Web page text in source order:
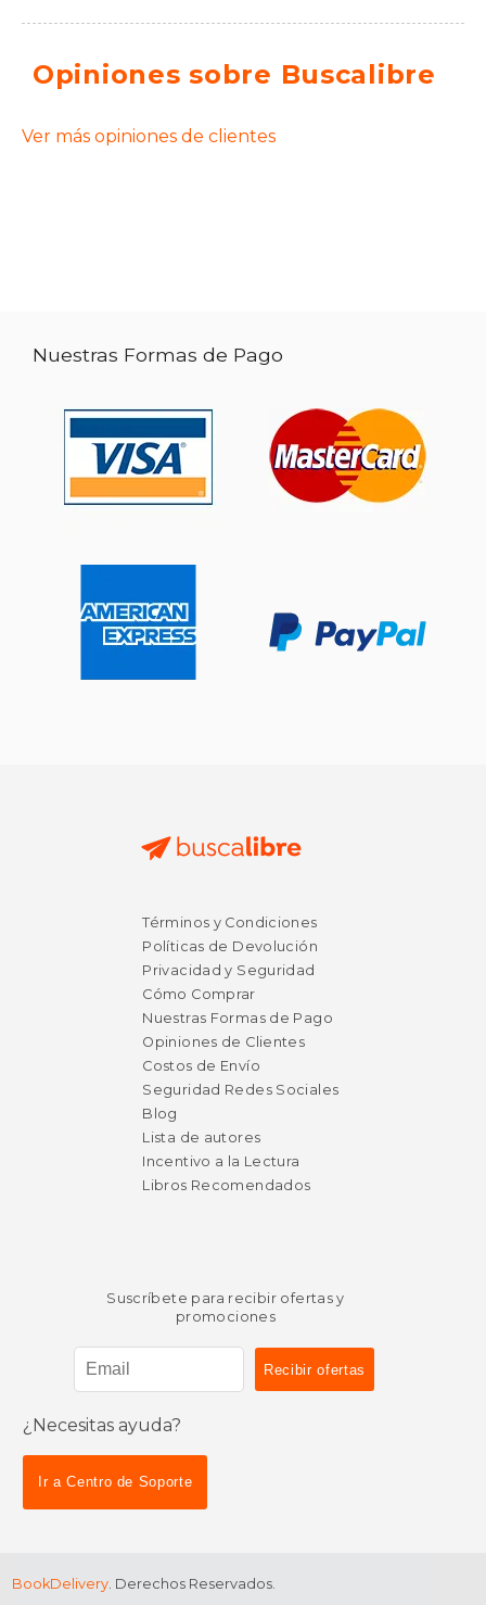
Opiniones sobre Buscalibre
Ver más opiniones de clientes
Nuestras Formas de Pago
Términos y Condiciones
Políticas de Devolución
Privacidad y Seguridad
Cómo Comprar
Nuestras Formas de Pago
Opiniones de Clientes
Costos de Envío
Seguridad Redes Sociales
Blog
Lista de autores
Incentivo a la Lectura
Libros Recomendados
Suscríbete para recibir ofertas y
promociones
¿Necesitas ayuda?
Ir a Centro de Soporte
BookDelivery . Derechos Reservados.